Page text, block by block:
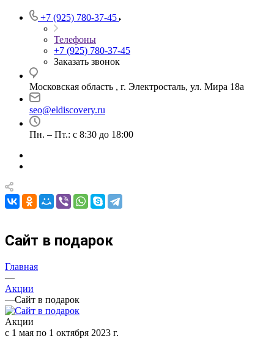
+7 (925) 780-37-45
Телефоны
+7 (925) 780-37-45
Заказать звонок
Московская область , г. Электросталь, ул. Мира 18а
seo@eldiscovery.ru
Пн. – Пт.: с 8:30 до 18:00
Сайт в подарок
Главная
—
Акции
—Сайт в подарок
Акции
c 1 мая по 1 октября 2023 г.